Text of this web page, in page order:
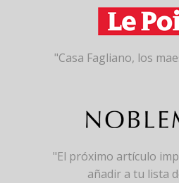
"Casa Fagliano, los
"El próximo artículo
añadir a tu lista